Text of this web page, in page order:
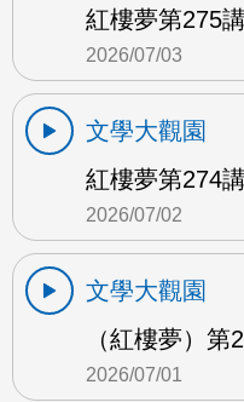
紅樓夢第275
2026/07/03
文學大觀園
紅樓夢第274
2026/07/02
文學大觀園
（紅樓夢）第
2026/07/01